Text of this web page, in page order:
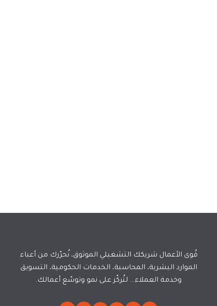
قُوى الأعمال شريكك التشغيلي الموثوق، نُحرّرك من أعباء
الموارد البشرية، المحاسبة، الخدمات الحكومية، التسويق
وخدمة العملاء… لتُركّز على نمو وتوسّع أعمالك.